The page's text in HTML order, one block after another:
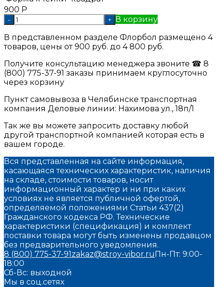
900 Р
- + В корзину
В представленном разделе Флорбол размещено 4
товаров, цены от 900 руб. до 4 800 руб.
Получите консультацию менеджера звоните ☎ 8
(800) 775-37-91 заказы принимаем круглосуточно
через корзину
Пункт самовывоза в Челябинске транспортная
компания Деловые линии: Нахимова ул., 18п/1
Так же вы можете запросить доставку любой
другой транспортной компанией которая есть в
вашем городе.
Вся представленная на сайте информация,
касающаяся технических характеристик, наличия
на складе, стоимости товаров, носит
информационный характер и ни при каких
условиях не является публичной офертой,
определяемой положениями Статьи 437(2)
Гражданского кодекса РФ. Технические
характеристики (спецификация) и комплект
поставки товара могут быть изменены продавцом
без предварительного уведомления.
8 (800) 775-37-91zakaz@stroy-vibor.ruПн-Пт: 9:00-
18:00
Сб-Вс: выходной
Мы в соц.сетях